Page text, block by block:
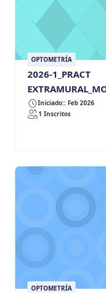
OPTOMETRÍA
2026-1_PRACT
Iniciado:: Feb 2026
1 Inscritos
OPTOMETRÍA